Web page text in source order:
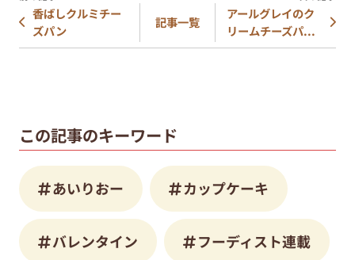
香ばしクルミチー
ズパン
記事一覧
アールグレイのク
リームチーズパ...
この記事のキーワード
あいりおー カップケーキ
バレンタイン フーディスト連載